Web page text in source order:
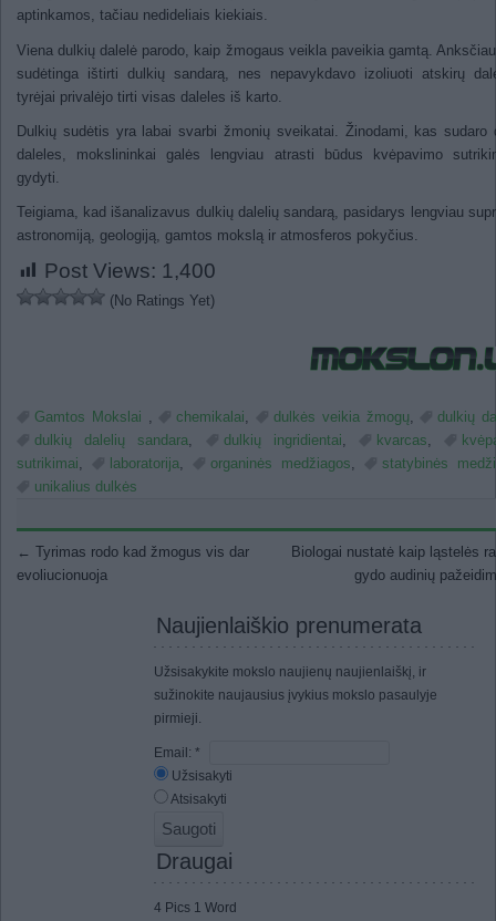
aptinkamos, tačiau nedideliais kiekiais.
Viena dulkių dalelė parodo, kaip žmogaus veikla paveikia gamtą.
sudėtinga ištirti dulkių sandarą, nes nepavykdavo izoliuoti atskirų
tyrėjai privalėjo tirti visas daleles iš karto.
Dulkių sudėtis yra labai svarbi žmonių sveikatai. Žinodami, kas sudaro
daleles, mokslininkai galės lengviau atrasti būdus kvėpavimo
gydyti.
Teigiama, kad išanalizavus dulkių dalelių sandarą, pasidarys lengviau
astronomiją, geologiją, gamtos mokslą ir atmosferos pokyčius.
Post Views: 1,400
(No Ratings Yet)
Gamtos Mokslai , chemikalai, dulkės veikia žmogų,
dulkių
dulkių dalelių sandara, dulkių ingridientai, kvarcas,
sutrikimai, laboratorija, organinės medžiagos,
statybinės
unikalius dulkės
Post navigation
← Tyrimas rodo kad žmogus vis dar
evoliucionuoja
Biologai nustatė kaip ląstelės
gydo audinių
Naujienlaiškio prenumerata
Užsisakykite mokslo naujienų naujienlaiškį, ir
sužinokite naujausius įvykius mokslo pasaulyje
pirmieji.
Email: *
Užsisakyti
Atsisakyti
Draugai
4 Pics 1 Word